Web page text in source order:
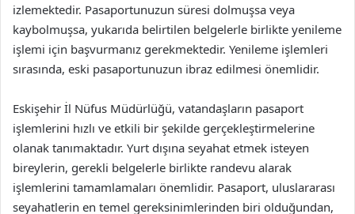
izlemektedir. Pasaportunuzun süresi dolmuşsa veya
kaybolmuşsa, yukarıda belirtilen belgelerle birlikte yenileme
işlemi için başvurmanız gerekmektedir. Yenileme işlemleri
sırasında, eski pasaportunuzun ibraz edilmesi önemlidir.
Eskişehir İl Nüfus Müdürlüğü, vatandaşların pasaport
işlemlerini hızlı ve etkili bir şekilde gerçekleştirmelerine
olanak tanımaktadır. Yurt dışına seyahat etmek isteyen
bireylerin, gerekli belgelerle birlikte randevu alarak
işlemlerini tamamlamaları önemlidir. Pasaport, uluslararası
seyahatlerin en temel gereksinimlerinden biri olduğundan,